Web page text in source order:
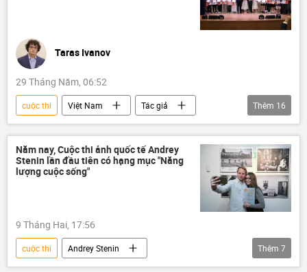
Taras Ivanov
29 Tháng Năm, 06:52
cuộc thi Việt Nam
Tác giả
Quan điểm-Ý kiến
giáo dục
Khoa học
Trung tâm Khoa học và Văn Hóa Nga
ngôn ngữ
Hợp tác Nga-Việt
Văn hóa
du học
đào tạo học bổng
Thêm 16
Năm nay, Cuộc thi ảnh quốc tế Andrey
Stenin lần đầu tiên có hạng mục "Năng
lượng cuộc sống"
9 Tháng Hai, 17:56
cuộc thi
Andrey Stenin
Cuộc thi ảnh Andrei Stenin
Ảnh
Thêm 7